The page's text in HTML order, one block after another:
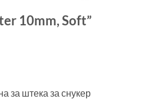
10mm, Soft”
за штека за снукер